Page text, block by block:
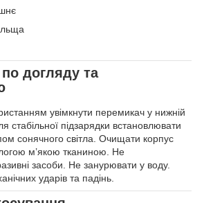
по догляду та
увімкнути перемикач у нижній
стабільної підзарядки встановлювати
сонячного світла. Очищати корпус
м’якою тканиною. Не
засоби. Не занурювати у воду.
ударів та падінь.